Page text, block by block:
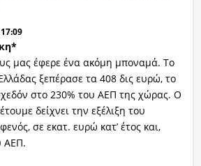
μας έφερε ένα ακόμη μποναμά. Το
ξεπέρασε τα 408 δις ευρώ, το
στο 230% του ΑΕΠ της χώρας. Ο
δείχνει την εξέλιξη του
σε εκατ. ευρώ κατ’ έτος και,
ΑΕΠ.